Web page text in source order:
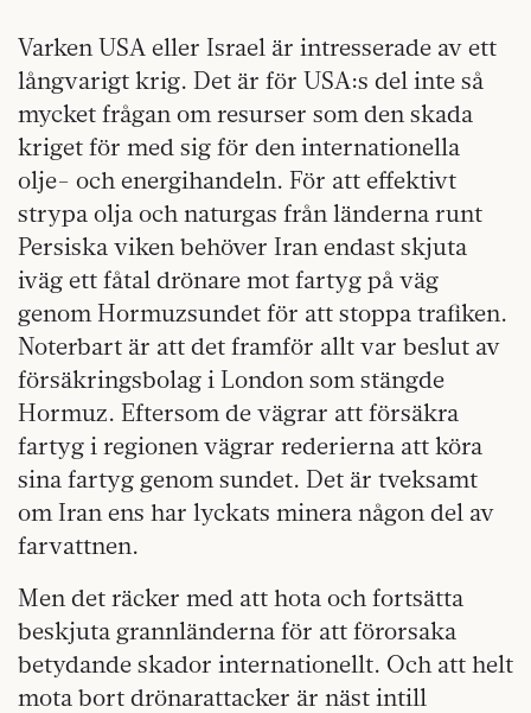
Varken USA eller Israel är intresserade av ett
långvarigt krig. Det är för USA:s del inte så
mycket frågan om resurser som den skada
kriget för med sig för den internationella
olje- och energihandeln. För att effektivt
strypa olja och naturgas från länderna runt
Persiska viken behöver Iran endast skjuta
iväg ett fåtal drönare mot fartyg på väg
genom Hormuzsundet för att stoppa trafiken.
Noterbart är att det framför allt var beslut av
försäkringsbolag i London som stängde
Hormuz. Eftersom de vägrar att försäkra
fartyg i regionen vägrar rederierna att köra
sina fartyg genom sundet. Det är tveksamt
om Iran ens har lyckats minera någon del av
farvattnen.
Men det räcker med att hota och fortsätta
beskjuta grannländerna för att förorsaka
betydande skador internationellt. Och att helt
mota bort drönarattacker är näst intill